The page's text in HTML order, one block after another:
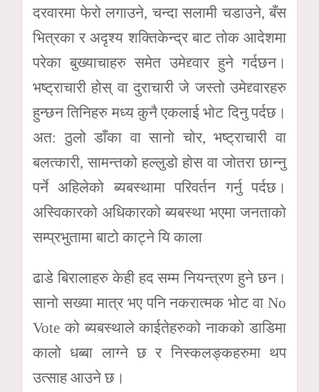
दरवारमा फेरो लगाउने, चन्दा सलामी चडाउने, बँस
भित्रका र अदृश्य शक्तिकेन्द्र बाट तोक आदेशमा
परेका बुख्याचाहरु समेत उमेद्द्वार हुने गर्दछन।
भष्ट्राचारी होस् वा दुराचारी जे जस्तो उमेद्द्वारहरु
हुन्छन तिनिहरु मध्य कुनै एकलाई भोट दिनु पर्दछ।
अत: ठुलो डाँका वा सानो चोर, भष्ट्राचारी वा
बलत्कारी, सामन्तको हल्लुडो होस वा जोतरा छान्नु
पर्ने अहिलेको ब्यबस्थामा परिवर्तन गर्नु पर्दछ।
अस्विकारको अधिकारको ब्यबस्था भएमा जनताको
सम्प्रभुतामा बाटो काट्ने यि काला
ढाडे बिरालाहरु केही हद सम्म नियन्त्रण हुने छन।
सानो सख्या मात्र भए पनि नकरात्मक भोट वा No
Vote को ब्यबस्थाले काईतेहरुको नाकको डाडिमा
कालो धब्बा लाग्ने छ र निस्कलङ्कहरुमा थप
उत्साह आउने छ।